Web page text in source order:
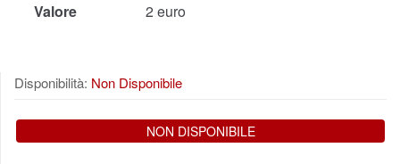
Valore 2 euro
Disponibilità: Non Disponibile
NON DISPONIBILE